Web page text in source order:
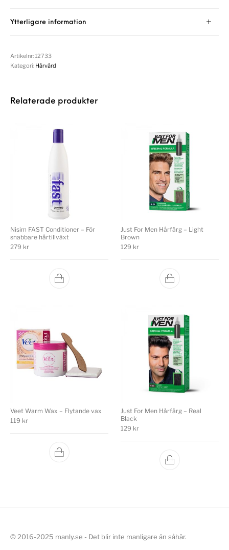
Ytterligare information
Artikelnr:12733
Kategori: Hårvård
Relaterade produkter
Nisim FAST Conditioner – För
snabbare hårtillväxt
279 kr
Just For Men Hårfärg – Light
Brown
129 kr
Veet Warm Wax – Flytande vax
119 kr
Just For Men Hårfärg – Real
Black
129 kr
© 2016-2025 manly.se - Det blir inte manligare än såhär.